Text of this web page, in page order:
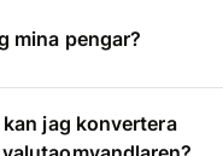
mina pengar?
jag konvertera